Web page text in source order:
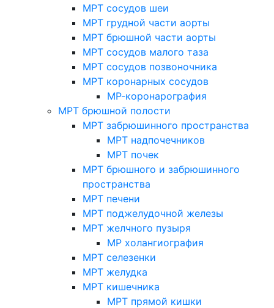
МРТ сосудов шеи
МРТ грудной части аорты
МРТ брюшной части аорты
МРТ сосудов малого таза
МРТ сосудов позвоночника
МРТ коронарных сосудов
МР-коронарография
МРТ брюшной полости
МРТ забрюшинного пространства
МРТ надпочечников
МРТ почек
МРТ брюшного и забрюшинного
пространства
МРТ печени
МРТ поджелудочной железы
МРТ желчного пузыря
МР холангиография
МРТ селезенки
МРТ желудка
МРТ кишечника
МРТ прямой кишки